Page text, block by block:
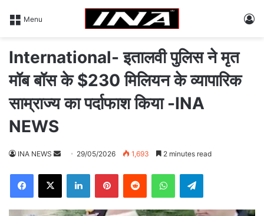
Menu
International- इतालवी पुलिस ने मृत
मॉब बॉस के $230 मिलियन के व्यापारिक
साम्राज्य का पर्दाफाश किया -INA
NEWS
INA NEWS
d
a
29/05/2026 1,693 2 minutes read